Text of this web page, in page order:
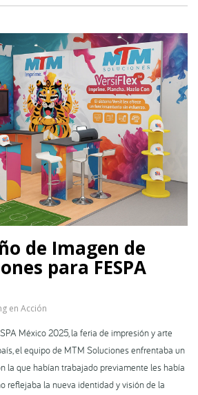
de Imagen de
para FESPA
en Acción
México 2025, la feria de impresión y arte
el equipo de MTM Soluciones enfrentaba un
la que habían trabajado previamente les había
reflejaba la nueva identidad y visión de la